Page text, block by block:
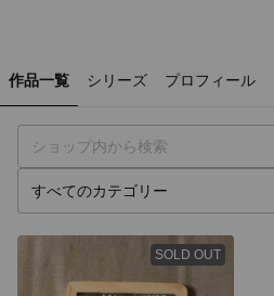
作品一覧 シリーズ プロフィール
SOLD OUT